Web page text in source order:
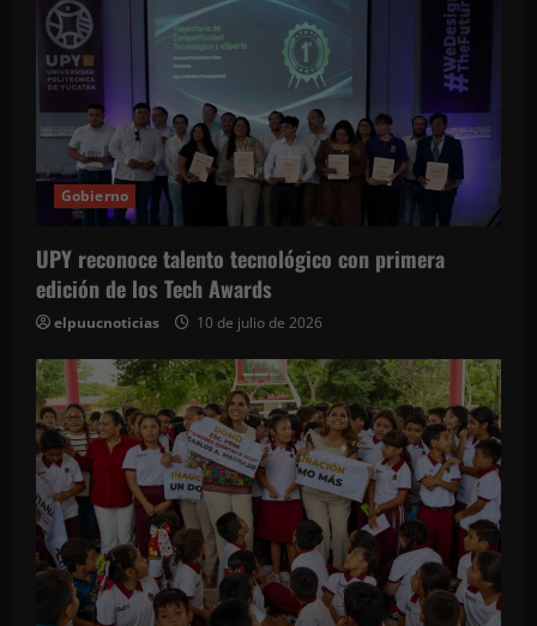
Gobierno
UPY reconoce talento tecnológico con primera
edición de los Tech Awards
elpuucnoticias 10 de julio de 2026